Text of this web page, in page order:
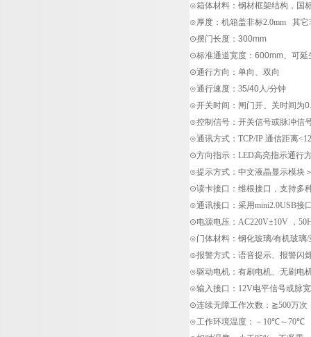
⊙箱体材料：钢材框架结构，国
⊙厚度：机箱盖非标2.0mm 其它
⊙摆门长度：300mm
⊙标准通道宽度：600mm、可延
⊙通行方向：单向、双向
⊙通行速度： 35/40人/分钟
⊙开关时间：闸门开、关时间为
⊙控制信号：开关信号或脉冲信
⊙通讯方式： TCP/IP 通信距离
⊙方向指示： LED高亮指示通行
⊙提示方式：中文液晶显示模块
⊙读卡接口：维根接口，支持多
⊙通讯接口：采用mini2.0USB接
⊙电源电压： AC220V±10V ，
⊙门体材料：钢化玻璃/有机玻璃/
⊙报警方式：语音提示、报警闪
⊙驱动电机：有刷电机、无刷电
⊙输入接口： 12V电平信号或脉
⊙连续无障工作次数： ≧500万次
⊙工作环境温度：－ 10℃～70℃